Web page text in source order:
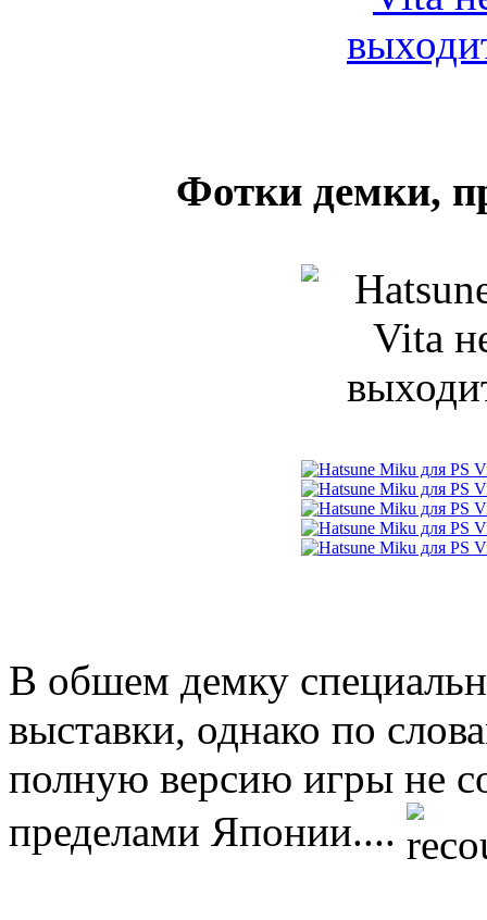
Фотки демки,
В обшем демку
выставки, однако по
полную версию игры не
пределами Японии....